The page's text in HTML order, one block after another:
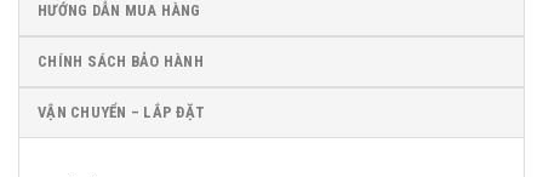
HƯỚNG DẪN MUA HÀNG
CHÍNH SÁCH BẢO HÀNH
VẬN CHUYỂN – LẮP ĐẶT